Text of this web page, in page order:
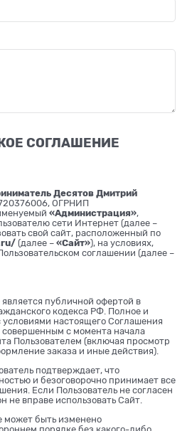
СОГЛАШЕНИЕ
Десятов Дмитрий
ОГРНИП
«Администрация»,
сети Интернет (далее –
свой сайт, расположенный по
(далее – «Сайт»), на условиях,
соглашении (далее –
публичной офертой в
кодекса РФ. Полное и
условиями настоящего Соглашения
совершенным с момента начала
Пользователем (включая просмотр
заказа и иные действия).
подтверждает, что
и безоговорочно принимает все
Если Пользователь не согласен
не вправе использовать Сайт.
может быть изменено